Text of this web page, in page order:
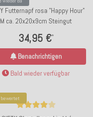
Futternapf rosa "Happy Hour"
M ca. 20x20x9cm Steingut
34,95 €*
Benachrichtigen
Bald wieder verfügbar
bewertet